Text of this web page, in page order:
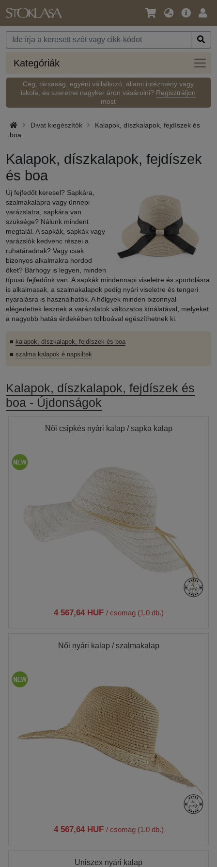
Nyelv
Pénznem
Fő
Kategóriák
Cég, társaság, egyéni vállalkozó, állami intézmény vagy
iskola, és szeretne nagyker áron vásárolni? Regisztráljon
most
Divat kiegészítők
Kalapok, díszkalapok, fejdíszek és
boa
Kalapok, díszkalapok, fejdíszek
és boa
Új fejfedőt keresel? Sapkára,
szalmakalapra vagy ünnepi
varázslatra, sapkára van
szüksége? Nálunk mindent
megtalál. A sapkák, sapkák vagy
varázslók kedvenc részei a
ruhatáradnak? Vagy csak
bizonyos alkalmakra hordod
őket? Bárhogy is legyen, minden
típusú fejfedőnk van. A sapkák mindennapi viseletre és sportolásra
is alkalmasak, a szalmakalapok pedig nyári viseletre és tengeri
nyaralásra is használhatók. A hölgyek minden bizonnyal
elégedettek lesznek a varázslatok változatos kínálatával, melyeket
a nagyobb hatás érdekében tollboával egészíthetnek ki.
■ kalapok, díszkalapok, fejdíszek és boa
■ szalma kalapok é napsiltek
Kalapok, díszkalapok, fejdíszek és
boa - Újdonságok
Női csipkés nyári kalap / sapka kalap
4 567,64 HUF / csomag (1.0 db.)
Női nyári kalap / szalmakalap
4 567,64 HUF / csomag (1.0 db.)
Uniszex nyári kalap